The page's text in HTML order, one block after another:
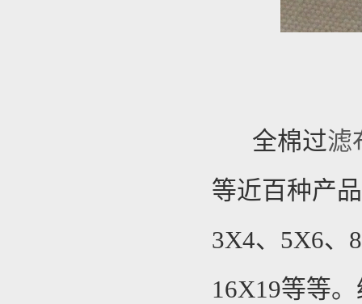
全棉过滤
等近百种产
3X4、5X6、
16X19等等